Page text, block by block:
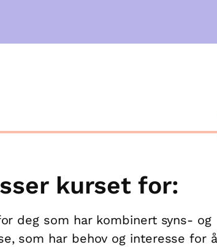
kurset for:
deg som har kombinert syns- og
som har behov og interesse for